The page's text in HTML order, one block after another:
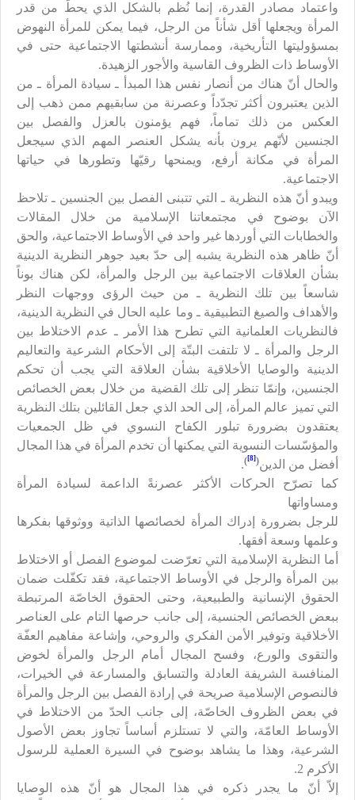
واعتماد مصادر القدرة، إنما نُظم بالشكل الذي يحطّ من قدر
المرأة ويجعلها أقل شأناً من الرجل، فيما يمكن للمرأة النهوض
بمسؤوليتها التأريخية، وممارسة أنشطتها الاجتماعية حتى في
الأوساط ذات الظروف القاسية والأجور الزهيدة.
والحال أنّ هناك من أنصار نفس هذا المبدأ ـ سيادة المرأة ـ من
الذين يعتبرون أكثر تجدّداً وعصرنة من سابقيهم ممن ذهب إلى
العكس من ذلك تماماً، فهم يؤمنون بالعزل والفصل بين
الجنسين لأنّهم يرون بأنه يشكل العنصر المهم الذي سيجعل
المرأة في مكانة أرفع، ويمنحها رقيّها وتطورها في حياتها
الاجتماعية.
ويبدو أنّ هذه النظرية ـ التي تتبنى الفصل بين الجنسين ـ تلاحظ
الآن بوضوح في مجتمعاتنا الإسلامية من خلال المقالات
والخطابات التي أوردها غير واحد في الأوساط الاجتماعية، والحق
أنّ ظاهر هذه النظرية يشبه إلى حدّ بعيد جوهر النظرية الدينية
بشأن العلاقات الاجتماعية بين الرجل والمرأة، لكن هناك بوناً
شاسعاً بين تلك النظرية ـ من حيث الرؤى ووجهات النظر
والأهداف والصيغ التطبيقية ـ وما عليه الحال في النظرية الدينية،
فالنظريات العلمانية التي تطرح هذا الأمر ـ عدم الاختلاط بين
الرجل والمرأة ـ لا تلتفت البتّة إلى الأحكام الشرعية والتعاليم
الدينية والوصايا الأخلاقية بشأن العلاقة التي يجب أن تحكم
الجنسين، وإنمّا تنظر إلى تلك القضية من خلال بعض الخصائص
التي تميز عالم المرأة، إلى الحد الذي جعل القائلين بتلك النظرية
يعتقدون بضرورة تبلور الكفاح النسوي في ظل الجمعيات
والمؤسّسات النسوية التي يمكنها أن تخدم المرأة في هذا المجال
أفضل من الدين(
[8]
)
.
كما تصرّح الحركات الأكثر عصرنةً الداعمة لسيادة المرأة
ومساواتها
للرجل بضرورة إدراك المرأة لخصائصها الذاتية ووثوقها بفكرها
وعلمها وسعة أفقها.
أما النظرية الإسلامية التي تعرّضت لموضوع الفصل أو الاختلاط
بين المرأة والرجل في الأوساط الاجتماعية، فقد تكفّلت ضمان
الحقوق الإنسانية والطبيعية، وحتى الحقوق الخاصّة المرتبطة
ببعض الخصائص الجنسية، إلى جانب حرصها التام على العناصر
الأخلاقية وتوفير الأمن الفكري والروحي، وإشاعة مفاهيم العفّة
والتقوى والورع، وفسح المجال أمام الرجل والمرأة لخوض
المنافسة الشريفة العادلة والتسابق والمسارعة في الخيرات،
فالنصوص الإسلامية صريحة في إرادة الفصل بين الرجل والمرأة
في بعض الظروف الخاصّة، إلى جانب الحدّ من الاختلاط في
الأوساط العامّة، والتي لا تستلزم أساساً تجاوز بعض الأصول
الشرعية، وهذا ما يشاهد بوضوح في السيرة العملية للرسول
الأكرم 2
.
إلاّ أنّ ما يجدر ذكره في هذا المجال هو أنّ هذه الوصايا